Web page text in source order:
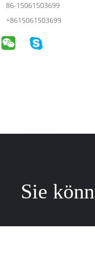
86-15061503699
+8615061503699
Sie